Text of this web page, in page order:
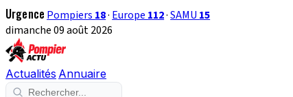
Urgence Pompiers 18· Europe 112·SAMU 15
dimanche 09 août 2026
Actualités Annuaire